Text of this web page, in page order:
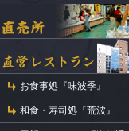
お食事処『味波季』
和食・寿司処『荒波』